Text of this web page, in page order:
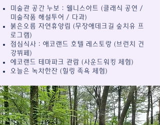
미술관 공간 누보 : 웰니스아트 (클래식 공연 /
미술작품 해설투어 / 다과)
붉은오름 자연휴양림 (무장애데크길 숲치유 프
로그램)
점심식사 : 애코랜드 호텔 레스토랑 (브런치 건
강뷔페)
에코랜드 테마파크 관람 (사운드워킹 체험)
오늘은 녹차한잔 (힐링 족욕 체험)